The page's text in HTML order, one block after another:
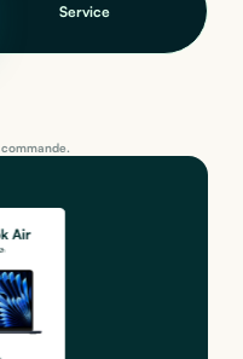
Service